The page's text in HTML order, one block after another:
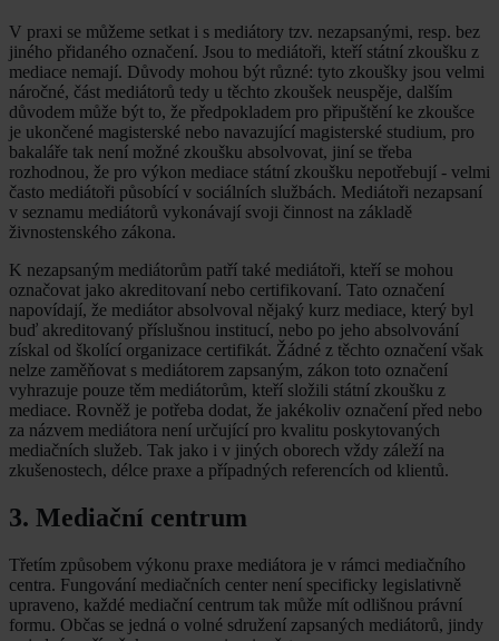
V praxi se můžeme setkat i s mediátory tzv. nezapsanými, resp. bez
jiného přidaného označení. Jsou to mediátoři, kteří státní zkoušku z
mediace nemají. Důvody mohou být různé: tyto zkoušky jsou velmi
náročné, část mediátorů tedy u těchto zkoušek neuspěje, dalším
důvodem může být to, že předpokladem pro připuštění ke zkoušce
je ukončené magisterské nebo navazující magisterské studium, pro
bakaláře tak není možné zkoušku absolvovat, jiní se třeba
rozhodnou, že pro výkon mediace státní zkoušku nepotřebují - velmi
často mediátoři působící v sociálních službách. Mediátoři nezapsaní
v seznamu mediátorů vykonávají svoji činnost na základě
živnostenského zákona.
K nezapsaným mediátorům patří také mediátoři, kteří se mohou
označovat jako akreditovaní nebo certifikovaní. Tato označení
napovídají, že mediátor absolvoval nějaký kurz mediace, který byl
buď akreditovaný příslušnou institucí, nebo po jeho absolvování
získal od školící organizace certifikát. Žádné z těchto označení však
nelze zaměňovat s mediátorem zapsaným, zákon toto označení
vyhrazuje pouze těm mediátorům, kteří složili státní zkoušku z
mediace. Rovněž je potřeba dodat, že jakékoliv označení před nebo
za názvem mediátora není určující pro kvalitu poskytovaných
mediačních služeb. Tak jako i v jiných oborech vždy záleží na
zkušenostech, délce praxe a případných referencích od klientů.
3. Mediační centrum
Třetím způsobem výkonu praxe mediátora je v rámci mediačního
centra. Fungování mediačních center není specificky legislativně
upraveno, každé mediační centrum tak může mít odlišnou právní
formu. Občas se jedná o volné sdružení zapsaných mediátorů, jindy